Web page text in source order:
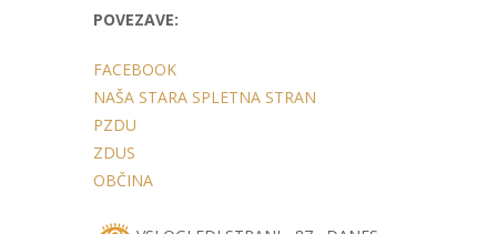
POVEZAVE:
FACEBOOK
NAŠA STARA SPLETNA STRAN
PZDU
ZDUS
OBČINA